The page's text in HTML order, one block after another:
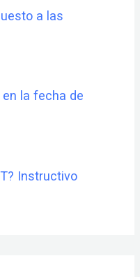
a las
la fecha de
Instructivo